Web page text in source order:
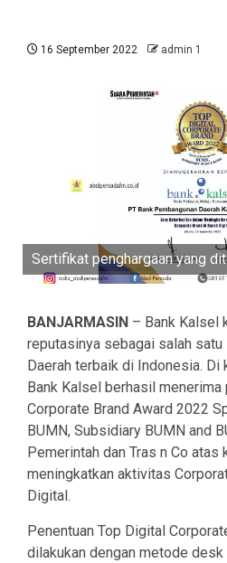
16 September 2022 admin 1
Sertifikat penghargaan yang
BANJARMASIN – Bank Kalsel
reputasinya sebagai salah satu
Daerah terbaik di Indonesia. Di
Bank Kalsel berhasil menerima
Corporate Brand Award 2022
BUMN, Subsidiary BUMN and
Pemerintah dan Tras n Co atas
meningkatkan aktivitas
Digital.
Penentuan Top Digital
dilakukan dengan metode